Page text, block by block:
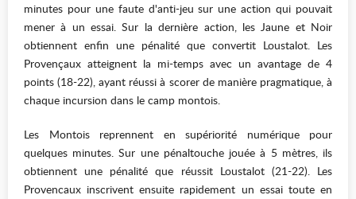
minutes pour une faute d'anti-jeu sur une action qui pouvait
mener à un essai. Sur la dernière action, les Jaune et Noir
obtiennent enfin une pénalité que convertit Loustalot. Les
Provençaux atteignent la mi-temps avec un avantage de 4
points (18-22), ayant réussi à scorer de manière pragmatique, à
chaque incursion dans le camp montois.
Les Montois reprennent en supériorité numérique pour
quelques minutes. Sur une pénaltouche jouée à 5 mètres, ils
obtiennent une pénalité que réussit Loustalot (21-22). Les
Provencaux inscrivent ensuite rapidement un essai toute en